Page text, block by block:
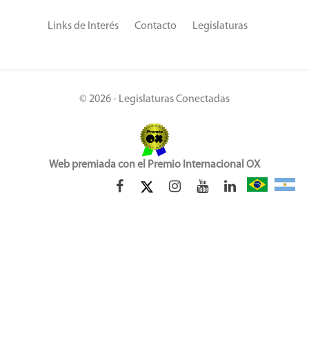
Links de Interés Contacto Legislaturas
© 2026 - Legislaturas Conectadas
Web premiada con el Premio Internacional OX